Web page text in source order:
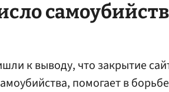
самоубийств
к выводу, что закрытие
помогает в